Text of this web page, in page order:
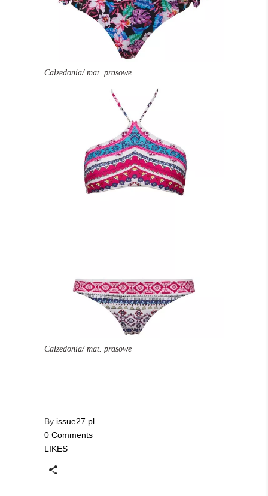
Calzedonia/ mat. prasowe
Calzedonia/ mat. prasowe
By issue27.pl
0 Comments
LIKES